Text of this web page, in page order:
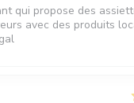
qui propose des
avec des produits